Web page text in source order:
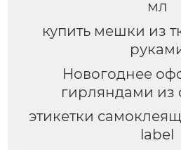
мл
купить мешки из
Новогоднее
гирляндами из
этикетки
label